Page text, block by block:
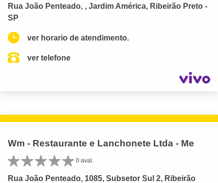
Rua João Penteado, , Jardim América, Ribeirão Preto -
SP
ver horario de atendimento.
ver telefone
Wm - Restaurante e Lanchonete Ltda - Me
0 aval.
Rua João Penteado, 1085, Subsetor Sul 2, Ribeirão